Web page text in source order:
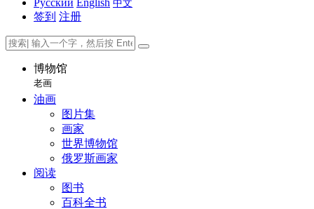
Русский English 中文
签到 注册
博物馆
老画
油画
图片集
画家
世界博物馆
俄罗斯画家
阅读
图书
百科全书